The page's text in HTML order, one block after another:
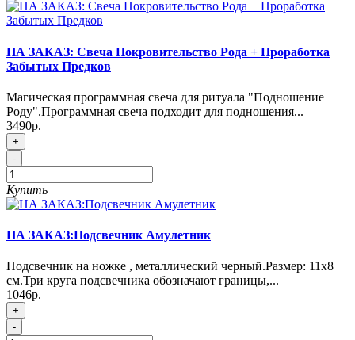
НА ЗАКАЗ: Свеча Покровительство Рода + Проработка
Забытых Предков
Магическая программная свеча для ритуала "Подношение
Роду".Программная свеча подходит для подношения...
3490р.
+
-
Купить
НА ЗАКАЗ:Подсвечник Амулетник
Подсвечник на ножке , металлический черный.Размер: 11х8
см.Три круга подсвечника обозначают границы,...
1046р.
+
-